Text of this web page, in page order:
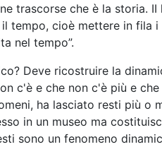
trascorse che è la storia.
tempo, cioè mettere in fila
nel tempo”.
Deve ricostruire la
c'è e che non c'è più e
ha lasciato resti più o
in un museo ma
sono un fenomeno